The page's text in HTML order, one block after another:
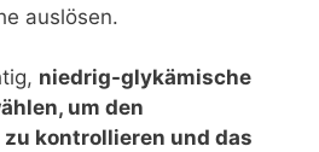
auslösen.
niedrig-glykämische
um den
kontrollieren und das